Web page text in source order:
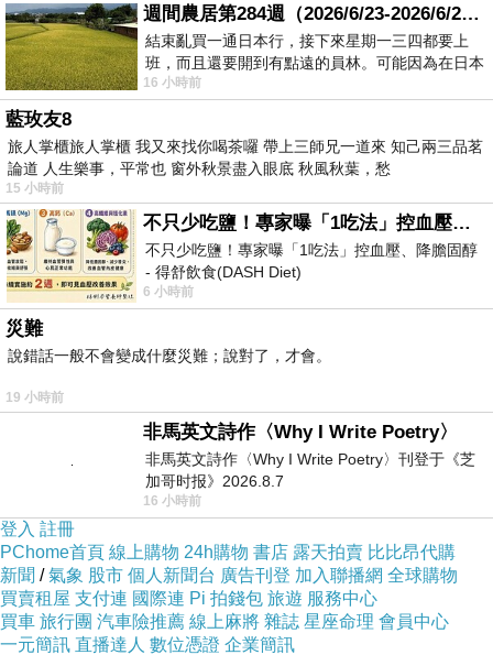
MQA-CD可在既有的CD製做過程中讓CD乘載高音質
內容，甚至可利用現行的CD播放機播放。
對於我們來說，不需要購買新機便可播放
需付多一點，便可得到更高質量的音樂享受。尤其是中
森明菜的歌迷，很多都願意大破慳囊，買質量更好的唱
片聽她的歌聲。
近期華納唱片公司為中森明菜發行一張以 MQA-CD
製作的雙CD 精選唱片《BESTCOLLECTION-LOVE
SONGS & POP SONGS
的，將唱片分為
行歸類再放入指定的唱片內。至於歌曲，由出道作
〈slowmotion
除了單曲歌，還有大碟內一些非主打歌，以及
歌，如竹內瑪麗亞提供樂曲歌詞的〈駅〉，一
首滲出點點傷感的情歌，中森明菜比竹內瑪麗亞的唱得
更有感染力及更加觸動情緒，難怪當年梅艷芳亦拿來改
編為〈裝飾的眼淚〉，兩位也演繹得相當好，帶出戀人
離去的失落。另外還有〈戀路〉、〈忘記吧 …〉及〈亂
週間農居第284週（2026/6/23-2026/6/24) 夏至 金黃稻浪洋溢豐收喜悅
結束亂買一通日本行，接下來星期一三四都要上
班，而且還要開到有點遠的員林。可能因為在日本
花不少錢，星期一出門上班時，心裡沒有一
16 小時前
藍玫友8
旅人掌櫃旅人掌櫃 我又來找你喝茶囉 帶上三師兄一道來 知己兩三品茗
論道 人生樂事，平常也 窗外秋景盡入眼底 秋風秋葉，愁
15 小時前
不只少吃鹽！專家曝「1吃法」控血壓、降膽固醇 - 得舒飲食(DASH Diet)
不只少吃鹽！專家曝「1吃法」控血壓、降膽固醇
- 得舒飲食(DASH Diet)
https://www.facebook.com/dietitiansophia/posts/
6 小時前
災難
說錯話一般不會變成什麼災難；說對了，才會。
19 小時前
非馬英文詩作〈Why I Write Poetry〉
非馬英文詩作〈Why I Write Poetry〉刊登于《芝
加哥时报》2026.8.7
16 小時前
登入 註冊
PChome首頁 線上購物 24h購物 書店 露天拍賣 比比昂代購
新聞 /氣象 股市 個人新聞台 廣告刊登 加入聯播網 全球購物
買賣租屋 支付連 國際連 Pi 拍錢包 旅遊 服務中心
買車 旅行團 汽車險推薦 線上麻將 雜誌 星座命理 會員中心
一元簡訊 直播達人 數位憑證 企業簡訊